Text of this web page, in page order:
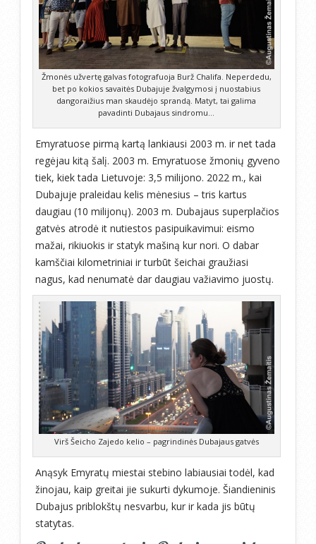
Žmonės užvertę galvas fotografuoja Burž Chalifa. Neperdedu,
bet po kokios savaitės Dubajuje žvalgymosi į nuostabius
dangoraižius man skaudėjo sprandą. Matyt, tai galima
pavadinti Dubajaus sindromu…
Emyratuose pirmą kartą lankiausi 2003 m. ir net tada
regėjau kitą šalį. 2003 m. Emyratuose žmonių gyveno
tiek, kiek tada Lietuvoje: 3,5 milijono. 2022 m., kai
Dubajuje praleidau kelis mėnesius – tris kartus
daugiau (10 milijonų). 2003 m. Dubajaus superplačios
gatvės atrodė it nutiestos pasipuikavimui: eismo
mažai, rikiuokis ir statyk mašiną kur nori. O dabar
kamščiai kilometriniai ir turbūt šeichai graužiasi
nagus, kad nenumatė dar daugiau važiavimo juostų.
Virš Šeicho Zajedo kelio – pagrindinės Dubajaus gatvės
Anąsyk Emyratų miestai stebino labiausiai todėl, kad
žinojau, kaip greitai jie sukurti dykumoje. Šiandieninis
Dubajus priblokštų nesvarbu, kur ir kada jis būtų
statytas.